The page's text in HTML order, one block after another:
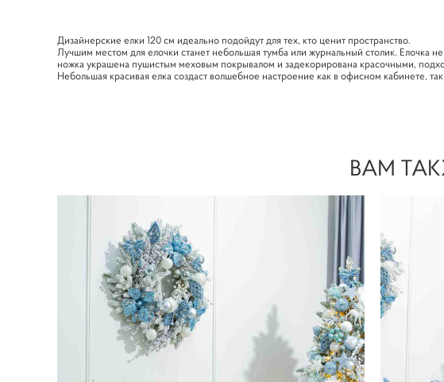
Дизайнерские елки 120 см идеально подойдут для тех, кто ценит пространство.
Лучшим местом для елочки станет небольшая тумба или журнальный столик. Елочка
ножка украшена пушистым меховым покрывалом и задекорирована красочными,
Небольшая красивая елка создаст волшебное настроение как в офисном кабинете,
ВАМ